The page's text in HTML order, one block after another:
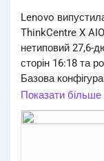
Lenovo
ThinkCentre X
нетиповий 27,6-
сторін 16:18 та
Базова
Ultra 5 325, 16 ГБ
версія
графікою Intel
Показати більше